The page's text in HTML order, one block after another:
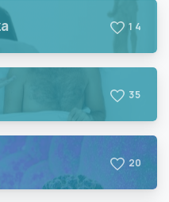
1 4
35
20